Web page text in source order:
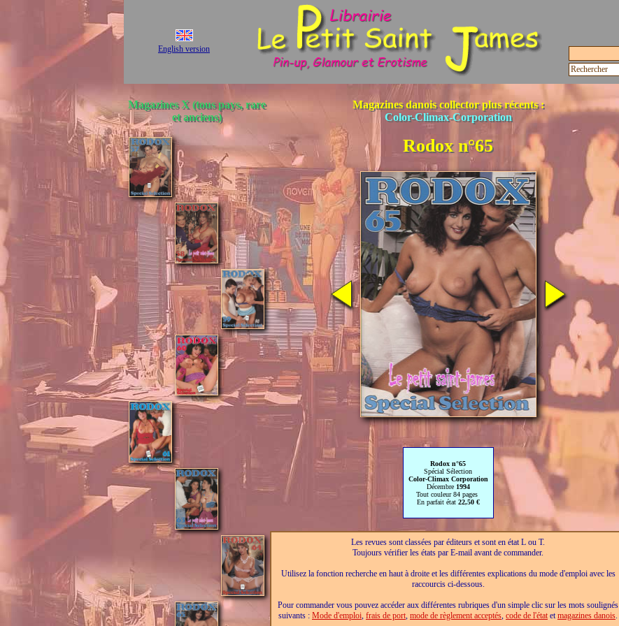
English version
Magazines X (tous pays, rare
et anciens)
Magazines danois collector plus récents :
Color-Climax-Corporation
Rodox n°65
Rodox n°65
Spécial Sélection
Color-Climax Corporation
Décembre 1994
Tout couleur 84 pages
En parfait état22,50 €
Les revues sont classées par éditeurs et sont en état L ou T.
Toujours vérifier les états par E-mail avant de commander.
Utilisez la fonction recherche en haut à droite et les différentes explications du mode d'emploi avec les
raccourcis ci-dessous.
Pour commander vous pouvez accéder aux différentes rubriques d'un simple clic sur les mots soulignés
suivants : Mode d'emploi, frais de port, mode de règlement acceptés, code de l'état etmagazines danois.